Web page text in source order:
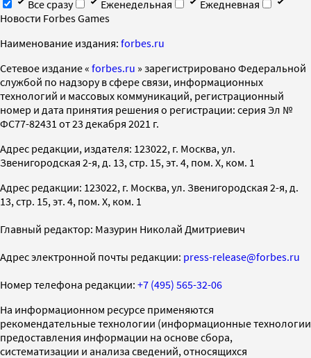
Все сразу
Еженедельная
Ежедневная
Новости Forbes Games
Наименование издания: forbes.ru
Cетевое издание « forbes.ru » зарегистрировано Федеральной
службой по надзору в сфере связи, информационных
технологий и массовых коммуникаций, регистрационный
номер и дата принятия решения о регистрации: серия Эл №
ФС77-82431 от 23 декабря 2021 г.
Адрес редакции, издателя: 123022, г. Москва, ул.
Звенигородская 2-я, д. 13, стр. 15, эт. 4, пом. X, ком. 1
Адрес редакции: 123022, г. Москва, ул. Звенигородская 2-я, д.
13, стр. 15, эт. 4, пом. X, ком. 1
Главный редактор: Мазурин Николай Дмитриевич
Адрес электронной почты редакции: press-release@forbes.ru
Номер телефона редакции: +7 (495) 565-32-06
На информационном ресурсе применяются
рекомендательные технологии (информационные технологии
предоставления информации на основе сбора,
систематизации и анализа сведений, относящихся